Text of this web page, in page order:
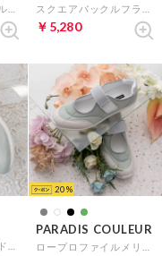
￥5,280
20
PARADIS COULEUR